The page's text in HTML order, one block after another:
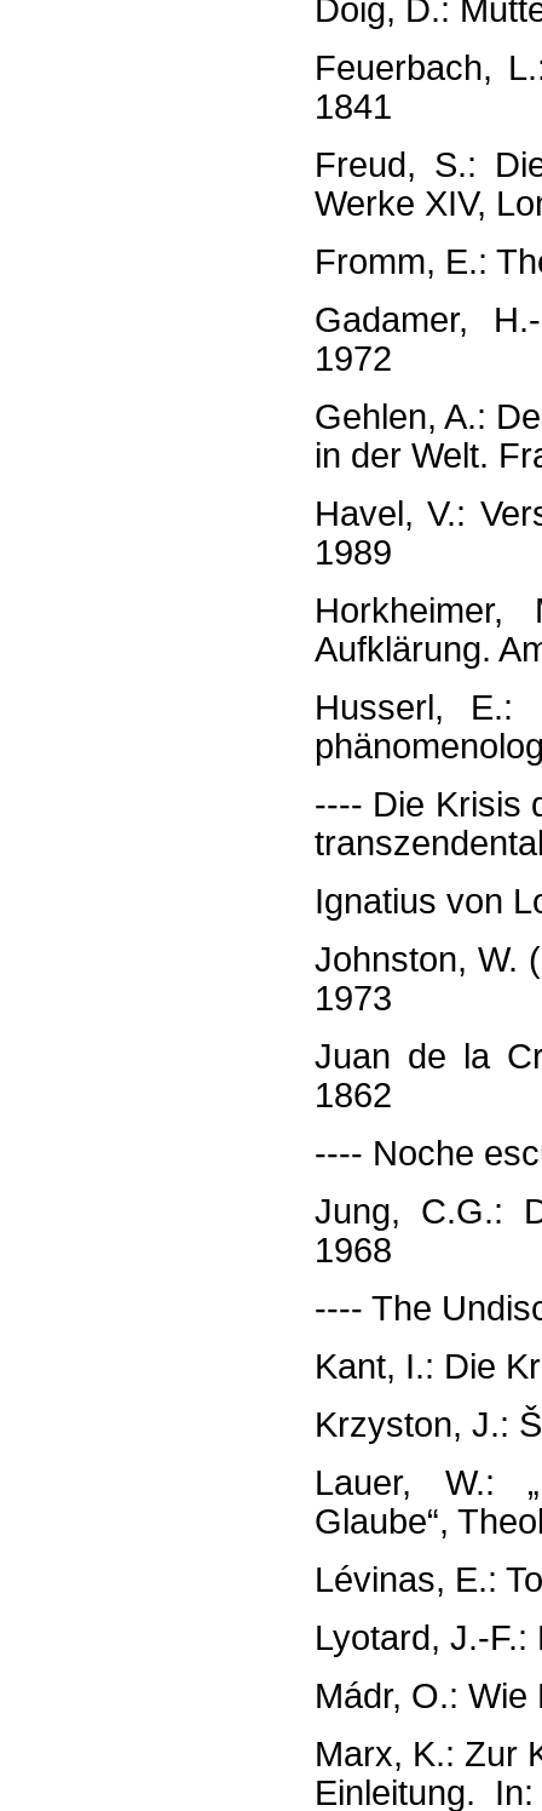
Doig, D.:
Feuerbach,
1841
Freud, S.:
Werke XIV,
Fromm, E.:
Gadamer,
1972
Gehlen, A.:
in der Welt.
Havel, V.:
1989
Aufklärung.
Husserl, E.:
---- Die Krisis
Ignatius von
Johnston, W.
1973
Juan de la
1862
---- Noche
Jung, C.G.:
1968
---- The
Kant, I.: Die
Krzyston, J.:
Lauer, W.:
Glaube“,
Lévinas, E.:
Lyotard, J.-
Mádr, O.:
Marx, K.: Zur
Einleitung.